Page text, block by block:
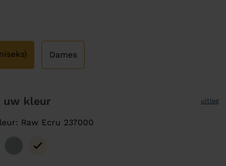
Dames
uw kleur uitleg
Raw Ecru 237000